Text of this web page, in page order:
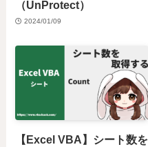
（UnProtect）
2024/01/09
【Excel VBA】シート数を